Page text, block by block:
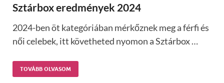
Sztárbox eredmények 2024
2024-ben öt kategóriában mérkőznek meg a férfi és
női celebek, itt követheted nyomon a Sztárbox …
TOVÁBB OLVASOM